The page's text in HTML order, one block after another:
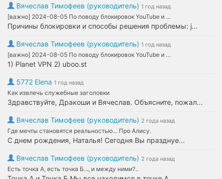
Вячеслав Тимофеев (руководитель) 1 год назад
[важно] 2024-08-05 По поводу блокировок YouTube и ...
Причины блокировки и способы решения проблемы: j...
Вячеслав Тимофеев (руководитель) 1 год назад
[важно] 2024-08-05 По поводу блокировок YouTube и ...
1) Planet VPN 2) uboo.st
5772 Elena 1 год назад
Как извлечь служебные заголовки
Здравствуйте, Дракоши и Вячеслав. Объясните, пожал...
Вячеслав Тимофеев (руководитель) 2 года назад
Где мечты становятся реальностью... Про Алису.
С днем рождения, Наталья! Сегодня Вы празднуе...
Вячеслав Тимофеев (руководитель) 2 года назад
Есть точка А, есть точка Б..., и между ними?..